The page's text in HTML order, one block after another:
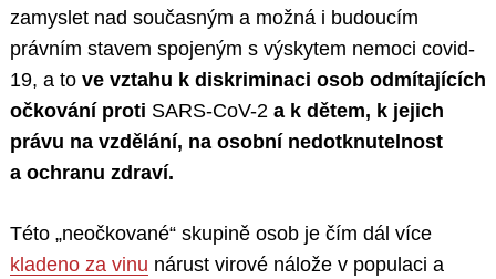
zamyslet nad současným a možná i budoucím
právním stavem spojeným s výskytem nemoci covid-
19, a to ve vztahu k diskriminaci osob odmítajících
očkování proti SARS-CoV-2 a k dětem, k jejich
právu na vzdělání, na osobní nedotknutelnost
a ochranu zdraví.
Této „neočkované“ skupině osob je čím dál více
kladeno za vinu nárust virové nálože v populaci a